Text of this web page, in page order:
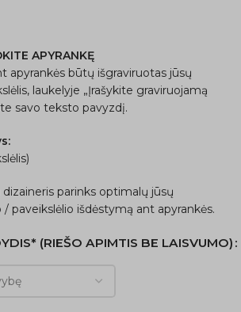
APYRANKĘ
apyrankės būtų išgraviruotas jūsų
laukelyje „Įrašykite graviruojamą
savo teksto pavyzdį.
dizaineris parinks optimalų jūsų
paveikslėlio išdėstymą ant apyrankės.
(RIEŠO APIMTIS BE LAISVUMO)